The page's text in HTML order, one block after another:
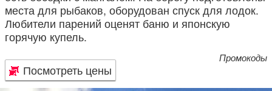
места для рыбаков, оборудован спуск для лодок.
Любители парений оценят баню и японскую
горячую купель.
Посмотреть цены
Промокоды